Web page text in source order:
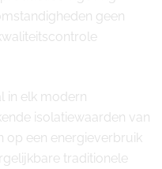
geen
in elk modern
isolatiewaarden van
op een energieverbruik
traditionele